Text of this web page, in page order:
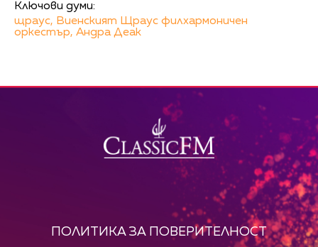
Ключови думи:
щраус, Виенският Щраус филхармоничен
оркестър, Андра Деак
ПОЛИТИКА ЗА ПОВЕРИТЕЛНОСТ